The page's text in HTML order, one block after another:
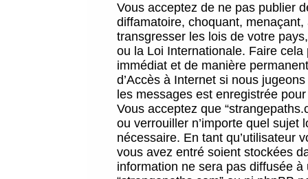
Vous acceptez de ne pas publier
diffamatoire, choquant,
transgresser les lois de votre
ou la Loi Internationale. Faire
immédiat et de manière
d’Accès à Internet si nous
les messages est enregistrée
Vous acceptez que
ou verrouiller n’importe quel sujet
nécessaire. En tant qu’utilisateur
vous avez entré soient stockées
information ne sera pas diffusée